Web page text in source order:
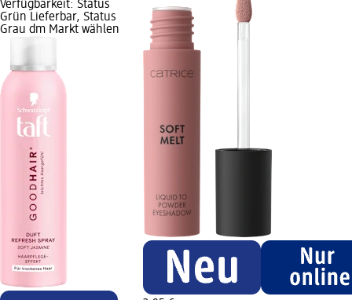
Verfügbarkeit: Status
Grün Lieferbar, Status
Grau dm Markt wählen